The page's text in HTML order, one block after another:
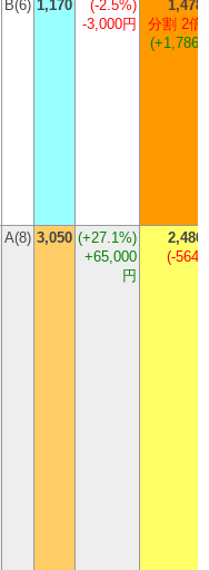
B(6) 1,170 (-2.5%)
-3,000円
1,478
分割 2倍
(+1,786)
A(8) 3,050 (+27.1%)
+65,000
円
2,486
(-564)